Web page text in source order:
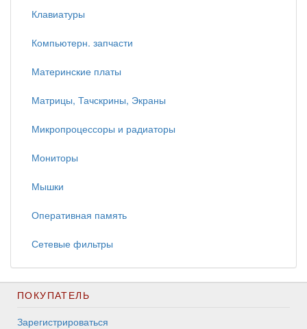
Клавиатуры
Компьютерн. запчасти
Материнские платы
Матрицы, Тачскрины, Экраны
Микропроцессоры и радиаторы
Мониторы
Мышки
Оперативная память
Сетевые фильтры
ПОКУПАТЕЛЬ
Зарегистрироваться